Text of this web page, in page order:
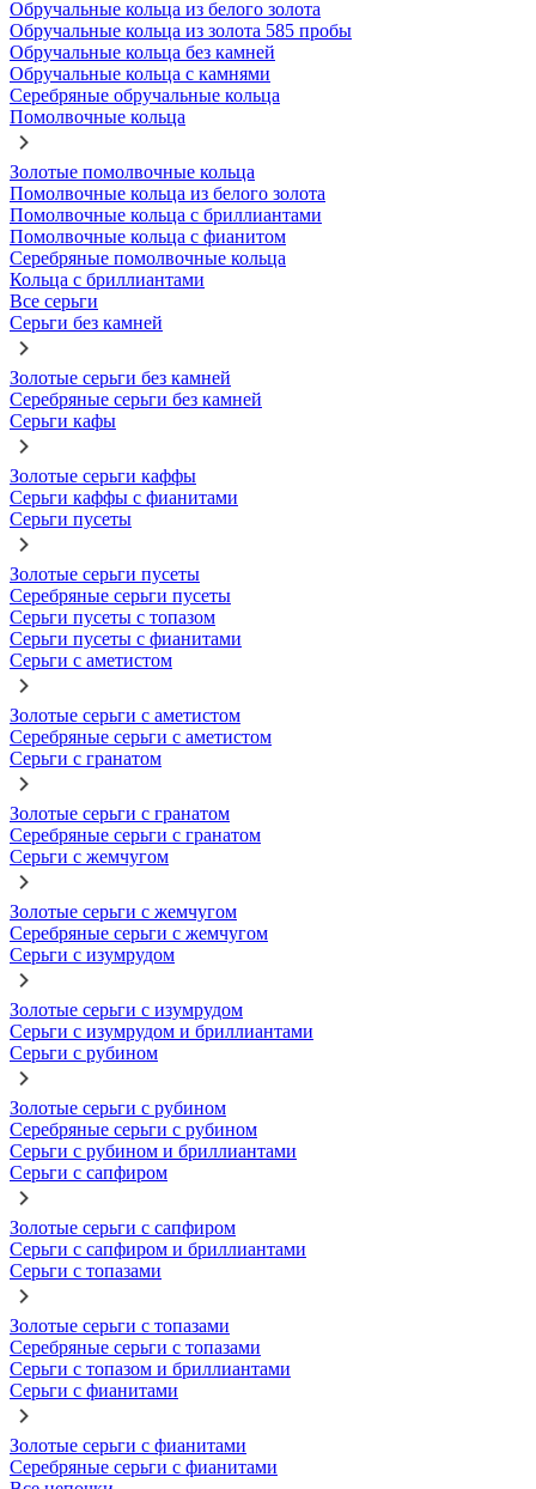
Обручальные кольца из белого золота
Обручальные кольца из золота 585 пробы
Обручальные кольца без камней
Обручальные кольца с камнями
Серебряные обручальные кольца
Помолвочные кольца
Золотые помолвочные кольца
Помолвочные кольца из белого золота
Помолвочные кольца с бриллиантами
Помолвочные кольца с фианитом
Серебряные помолвочные кольца
Кольца с бриллиантами
Все серьги
Серьги без камней
Золотые серьги без камней
Серебряные серьги без камней
Серьги кафы
Золотые серьги каффы
Серьги каффы с фианитами
Серьги пусеты
Золотые серьги пусеты
Серебряные серьги пусеты
Серьги пусеты с топазом
Серьги пусеты с фианитами
Серьги с аметистом
Золотые серьги с аметистом
Серебряные серьги с аметистом
Серьги с гранатом
Золотые серьги с гранатом
Серебряные серьги с гранатом
Серьги с жемчугом
Золотые серьги с жемчугом
Серебряные серьги с жемчугом
Серьги с изумрудом
Золотые серьги с изумрудом
Серьги с изумрудом и бриллиантами
Серьги с рубином
Золотые серьги с рубином
Серебряные серьги с рубином
Серьги с рубином и бриллиантами
Серьги с сапфиром
Золотые серьги с сапфиром
Серьги с сапфиром и бриллиантами
Серьги с топазами
Золотые серьги с топазами
Серебряные серьги с топазами
Серьги с топазом и бриллиантами
Серьги с фианитами
Золотые серьги с фианитами
Серебряные серьги с фианитами